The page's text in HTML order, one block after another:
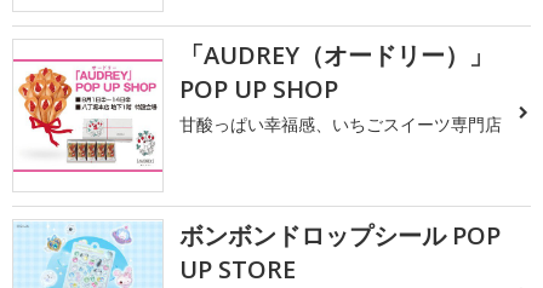
「AUDREY（オードリー）」
POP UP SHOP
甘酸っぱい幸福感、いちごスイーツ専門店
ボンボンドロップシール POP
UP STORE